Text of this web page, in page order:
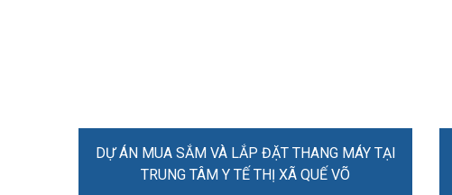
DỰ ÁN MUA SẮM VÀ LẮP ĐẶT THANG MÁY TẠI
TRUNG TÂM Y TẾ THỊ XÃ QUẾ VÕ